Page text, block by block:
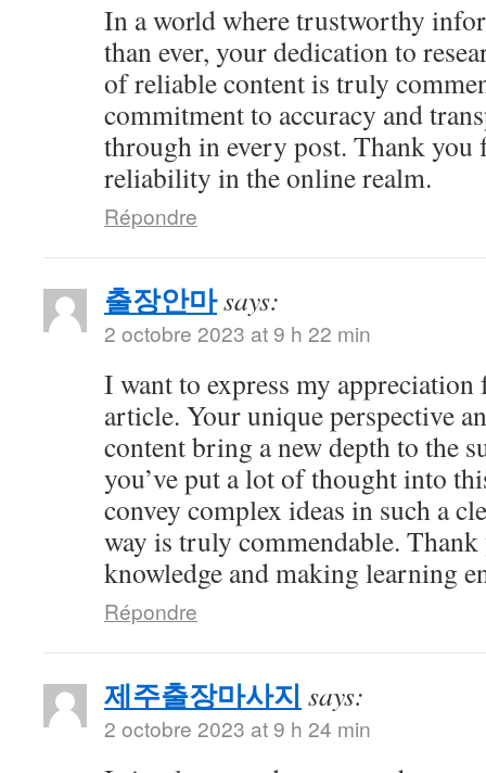
In a world where trustworthy
than ever, your dedication to
of reliable content is truly
commitment to accuracy and
through in every post. Thank you
reliability in the online realm.
Répondre
출장안마says:
2 octobre 2023 at 9 h 22 min
I want to express my
article. Your unique perspective
content bring a new depth to the
you’ve put a lot of thought into
convey complex ideas in such a
way is truly commendable.
knowledge and making learning
Répondre
제주출장마사지 says:
2 octobre 2023 at 9 h 24 min